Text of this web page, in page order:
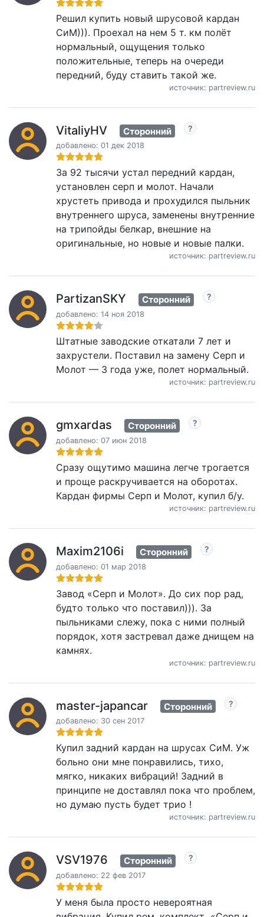
Решил купить новый шрусовой кардан
СиМ))). Проехал на нем 5 т. км полёт
нормальный, ощущения только
положительные, теперь на очереди
передний, буду ставить такой же.
источник: partreview.ru
VitaliyHV Сторонний
добавлено: 01 дек 2018
За 92 тысячи устал передний кардан,
установлен серп и молот. Начали
хрустеть привода и прохудился пыльник
внутреннего шруса, заменены внутренние
на трипойды белкар, внешние на
оригинальные, но новые и новые палки.
источник: partreview.ru
PartizanSKY Сторонний
добавлено: 14 ноя 2018
Штатные заводские откатали 7 лет и
захрустели. Поставил на замену Серп и
Молот — 3 года уже, полет нормальный.
источник: partreview.ru
gmxardas Сторонний
добавлено: 07 июн 2018
Сразу ощутимо машина легче трогается
и проще раскручивается на оборотах.
Кардан фирмы Серп и Молот, купил б/у.
источник: partreview.ru
Maxim2106i Сторонний
добавлено: 01 мар 2018
Завод «Серп и Молот». До сих пор рад,
будто только что поставил))). За
пыльниками слежу, пока с ними полный
порядок, хотя застревал даже днищем на
камнях.
источник: partreview.ru
master-japancar Сторонний
добавлено: 30 сен 2017
Купил задний кардан на шрусах СиМ. Уж
больно они мне понравились, тихо,
мягко, никаких вибраций! Задний в
принципе не доставлял пока что проблем,
но думаю пусть будет трио !
источник: partreview.ru
VSV1976 Сторонний
добавлено: 22 фев 2017
У меня была просто невероятная